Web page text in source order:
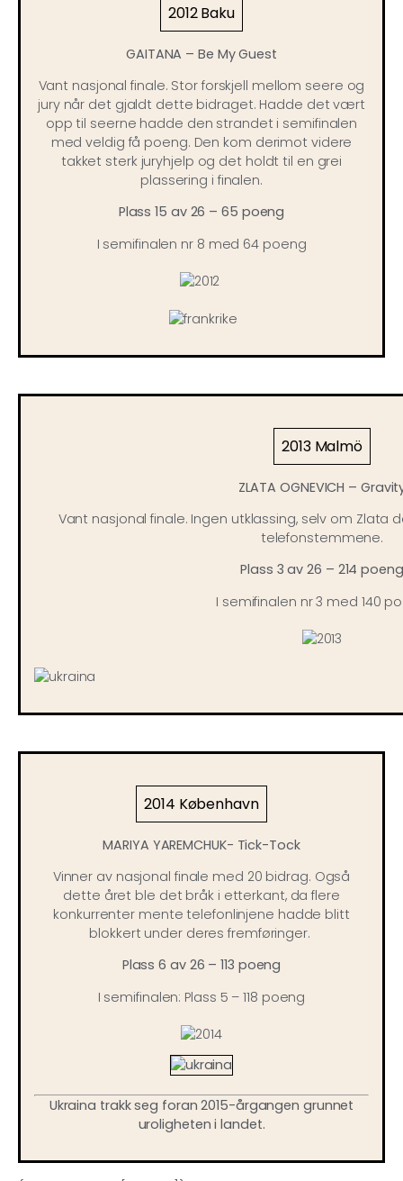
2012 Baku
GAITANA – Be My Guest
Vant nasjonal finale. Stor forskjell mellom seere og
jury når det gjaldt dette bidraget. Hadde det vært
opp til seerne hadde den strandet i semifinalen
med veldig få poeng. Den kom derimot videre
takket sterk juryhjelp og det holdt til en grei
plassering i finalen.
Plass 15 av 26 – 65 poeng
I semifinalen nr 8 med 64 poeng
2013 Malmö
ZLATA OGNEVICH –
Vant nasjonal finale. Ingen utklassing, selv om
telefonstemmene.
Plass 3 av 26 – 214 poeng
I semifinalen nr 3 med 140
2014 København
MARIYA YAREMCHUK- Tick-Tock
Vinner av nasjonal finale med 20 bidrag. Også
dette året ble det bråk i etterkant, da flere
konkurrenter mente telefonlinjene hadde blitt
blokkert under deres fremføringer.
Plass 6 av 26 – 113 poeng
I semifinalen: Plass 5 – 118 poeng
Ukraina trakk seg foran 2015-årgangen grunnet
uroligheten i landet.